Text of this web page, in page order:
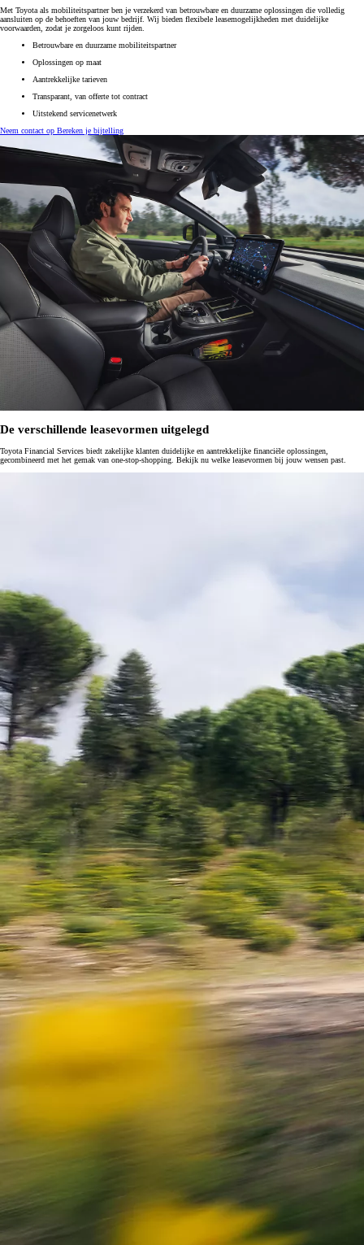
Met Toyota als mobiliteitspartner ben je verzekerd van betrouwbare en duurzame oplossingen die volledig
aansluiten op de behoeften van jouw bedrijf. Wij bieden flexibele leasemogelijkheden met duidelijke
voorwaarden, zodat je zorgeloos kunt rijden.
Betrouwbare en duurzame mobiliteitspartner
Oplossingen op maat
Aantrekkelijke tarieven
Transparant, van offerte tot contract
Uitstekend servicenetwerk
Neem contact op Bereken je bijtelling
De verschillende leasevormen uitgelegd
Toyota Financial Services biedt zakelijke klanten duidelijke en aantrekkelijke financiële oplossingen,
gecombineerd met het gemak van one-stop-shopping. Bekijk nu welke leasevormen bij jouw wensen past.